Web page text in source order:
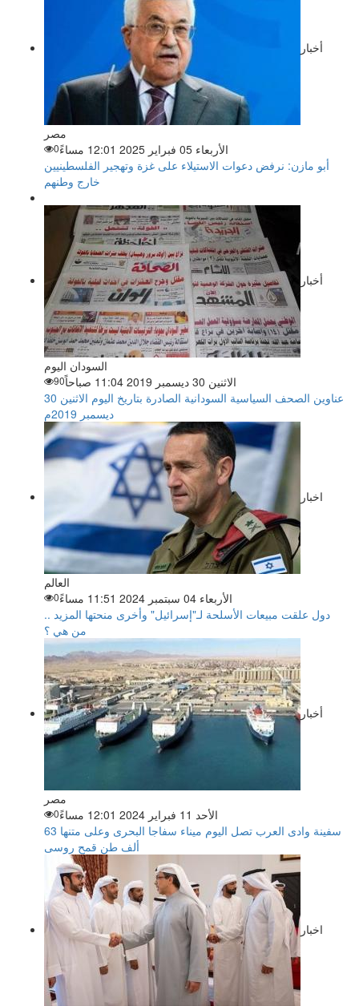
أخبار
مصر
الأربعاء 05 فبراير 2025 12:01 مساءً
0
أبو مازن: نرفض دعوات الاستيلاء على غزة وتهجير الفلسطينيين
خارج وطنهم
أخبار
السودان اليوم
الاثنين 30 ديسمبر 2019 11:04 صباحاً
90
عناوين الصحف السياسية السودانية الصادرة بتاريخ اليوم الاثنين 30
ديسمبر 2019م
اخبار
العالم
الأربعاء 04 سبتمبر 2024 11:51 مساءً
0
دول علقت مبيعات الأسلحة لـ"إسرائيل" وأخرى منحتها المزيد ..
من هي ؟
أخبار
مصر
الأحد 11 فبراير 2024 12:01 مساءً
0
سفينة وادى العرب تصل اليوم ميناء سفاجا البحرى وعلى متنها 63
ألف طن قمح روسى
اخبار